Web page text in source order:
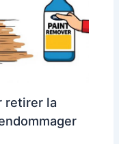
retirer la